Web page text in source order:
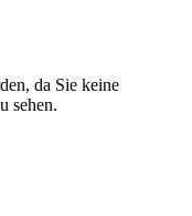
da Sie keine
sehen.